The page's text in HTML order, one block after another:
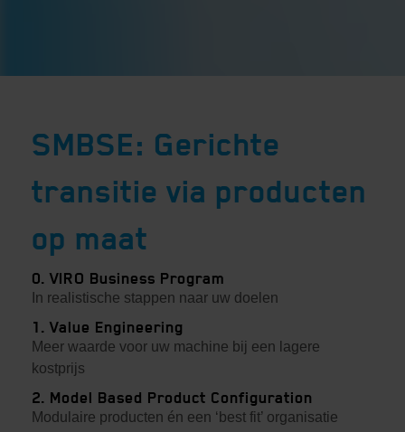
SMBSE: Gerichte
transitie via producten
op maat
0. VIRO Business Program
In realistische stappen naar uw doelen
1. Value Engineering
Meer waarde voor uw machine bij een lagere
kostprijs
2. Model Based Product Configuration
Modulaire producten én een ‘best fit’ organisatie